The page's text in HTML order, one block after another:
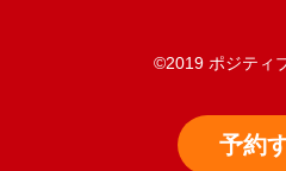
予約
©2019 ポジティ